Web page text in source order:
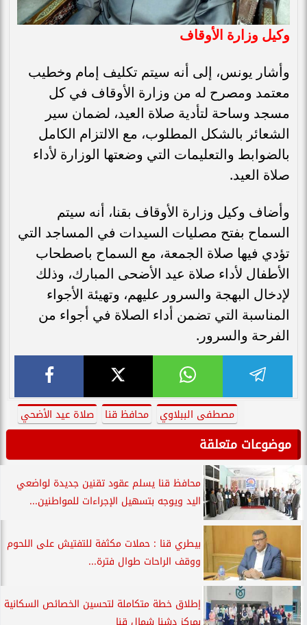
وكيل وزارة الأوقاف
وأشار يونس، إلى أنه سيتم تكليف إمام وخطيب
معتمد ومصرح له من وزارة الأوقاف في كل
مسجد وساحة لتأدية صلاة العيد، لضمان سير
الشعائر بالشكل المطلوب، مع الالتزام الكامل
بالضوابط والتعليمات التي وضعتها الوزارة لأداء
صلاة العيد.
وأضاف وكيل وزارة الأوقاف بقنا، أنه سيتم
السماح بفتح مصليات السيدات في المساجد التي
تؤدي فيها صلاة الجمعة، مع السماح باصطحاب
الأطفال لأداء صلاة عيد الأضحى المبارك، وذلك
لإدخال البهجة والسرور عليهم، وتهيئة الأجواء
المناسبة التي تضمن أداء الصلاة في أجواء من
الفرحة والسرور.
مصطفى الببلاوي محافظ قنا صلاة عيد الأضحي
موضوعات متعلقة
محافظ قنا يسلم عقود تقنين جديدة لواضعي
اليد ويوجه بتسهيل الإجراءات للمواطنين...
بيطري قنا : حملات مكثفة للتفتيش على اللحوم
ووقف الراحات طوال فترة...
إطلاق خطة متكاملة لتحسين الخصائص السكانية